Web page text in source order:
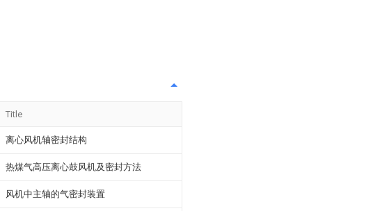
Title
离心风机轴密封结构
热煤气高压离心鼓风机及密封方法
风机中主轴的气密封装置